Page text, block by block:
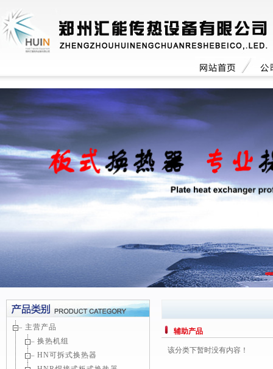
主营产品
换热机组
HN可拆式换热器
辅助产品
该分类下暂时没有内容！